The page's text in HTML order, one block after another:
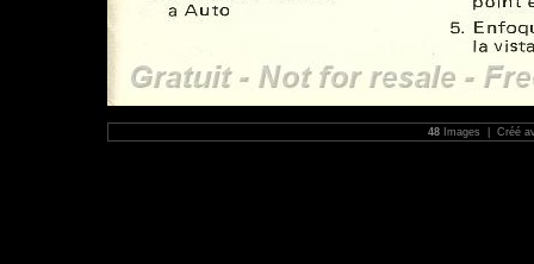
48 Images | Créé